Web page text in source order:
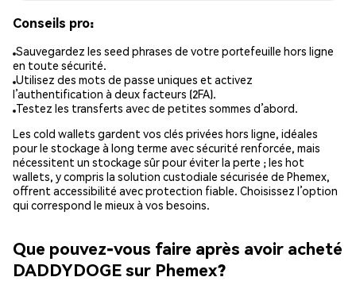
Conseils pro:
Sauvegardez les seed phrases de votre portefeuille hors ligne
en toute sécurité.
Utilisez des mots de passe uniques et activez
l’authentification à deux facteurs (2FA).
Testez les transferts avec de petites sommes d’abord.
Les cold wallets gardent vos clés privées hors ligne, idéales
pour le stockage à long terme avec sécurité renforcée, mais
nécessitent un stockage sûr pour éviter la perte ; les hot
wallets, y compris la solution custodiale sécurisée de Phemex,
offrent accessibilité avec protection fiable. Choisissez l’option
qui correspond le mieux à vos besoins.
Que pouvez-vous faire après avoir acheté
DADDYDOGE sur Phemex?